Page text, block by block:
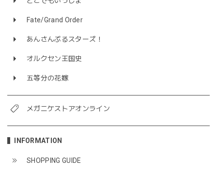
Fate/Grand Order
あんさんぶるスターズ！
オルクセン王国史
五等分の花嫁
メガニケストアオンライン
INFORMATION
SHOPPING GUIDE